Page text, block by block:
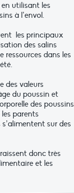
utilisant les
à l’envol.
les principaux
des salins
ressources dans les
des valeurs
du poussin et
des poussins
parents
sur des
donc très
et les